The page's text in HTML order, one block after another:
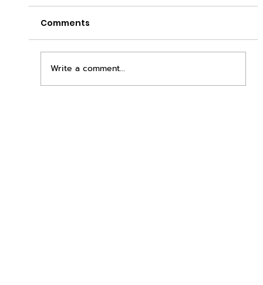
Comments
Write a comment...